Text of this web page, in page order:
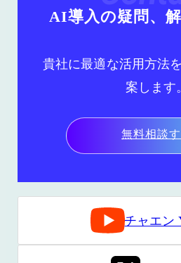
AI導入の疑問、
貴社に最適な活用方法
案します
無料相談
チャエン